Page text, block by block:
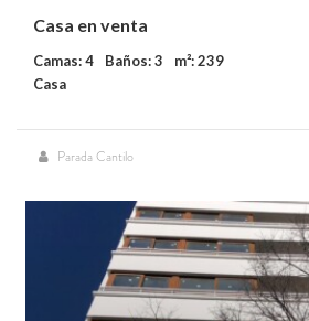
Casa en venta
Camas: 4 Baños: 3
m²: 239
Casa
Parada Cantilo